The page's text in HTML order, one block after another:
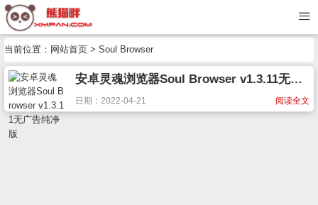
当前位置： 网站首页 > Soul Browser
安卓灵魂浏览器Soul Browser v1.3.11无广告纯净版
阅读全文
日期：2022-04-21